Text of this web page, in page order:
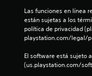
Las funciones en línea
están sujetas a los
política de privacidad
playstation.com/legal/
El software está sujeto
(us.playstation.com/